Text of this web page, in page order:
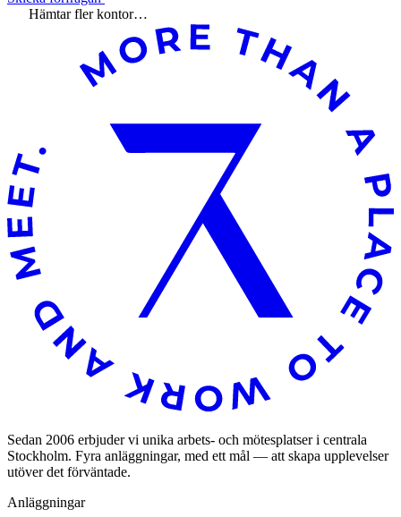
Hämtar fler kontor…
Sedan 2006 erbjuder vi unika arbets- och mötesplatser i centrala
Stockholm. Fyra anläggningar, med ett mål — att skapa upplevelser
utöver det förväntade.
Anläggningar